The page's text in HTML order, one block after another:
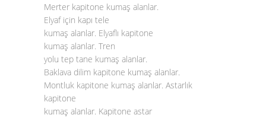
Merter kapitone kumaş alanlar.
Elyaf için kapı tele
kumaş alanlar. Elyaflı kapitone
kumaş alanlar. Tren
yolu tep tane kumaş alanlar.
Baklava dilim kapitone kumaş alanlar.
Montluk kapitone kumaş alanlar. Astarlık
kapitone
kumaş alanlar. Kapitone astar